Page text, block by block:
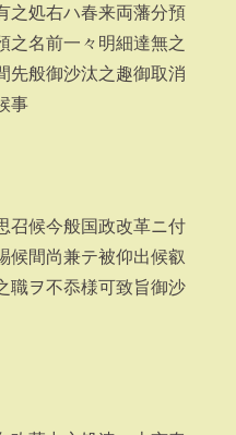
之処右ハ春来両藩分預
之名前一々明細達無之
先般御沙汰之趣御取消
事
召候今般国政改革ニ付
候間尚兼テ被仰出候叡
職ヲ不忝様可致旨御沙